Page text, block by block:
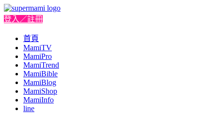
登入／註冊
首頁
MamiTV
MamiPro
MamiTrend
MamiBible
MamiBlog
MamiShop
MamiInfo
line